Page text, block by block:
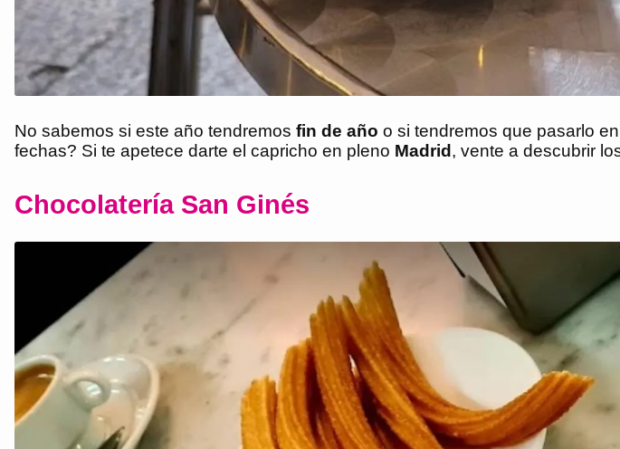
No sabemos si este año tendremos fin de año o si tendremos que pasarlo
fechas? Si te apetece darte el capricho en pleno Madrid, vente a descubrir
Chocolatería San Ginés